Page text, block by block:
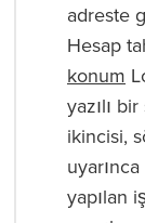
adreste
Hesap
konum
yazılı
ikincisi,
yapılan